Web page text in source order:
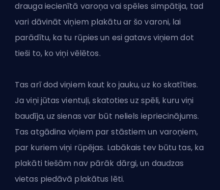
drauga iecienītā varoņa vai spēles simpātija, tad
vari dāvināt viņiem plakātu ar šo varoni, lai
parādītu, ka tu rūpies un esi gatavs viņiem dot
tieši to, ko viņi vēlētos.
Tas arī dod viņiem kaut ko jauku, uz ko skatīties.
Ja viņi jūtas vientuļi, skatoties uz spēli, kuru viņi
baudīja, uz sienas var būt neliels iepriecinājums.
Tas atgādina viņiem par stāstiem un varoņiem,
par kuriem viņi rūpējas. Labākais tev būtu tas, ka
plakāti tiešām nav pārāk dārgi, un daudzas
vietas piedāvā plakātus lēti.